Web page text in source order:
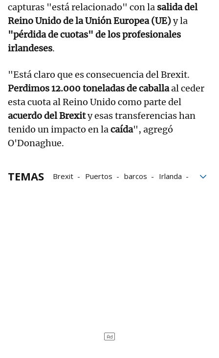
capturas "está relacionado" con la salida del
Reino Unido de la Unión Europea (UE)y la
"pérdida de cuotas" de los profesionales
irlandeses.
"Está claro que es consecuencia del Brexit.
Perdimos 12.000 toneladas de caballaal ceder
esta cuota al Reino Unido como parte del
acuerdo del Brexity esas transferencias han
tenido un impacto en lacaída", agregó
O'Donaghue.
TEMAS Brexit Puertos barcos
Irlanda